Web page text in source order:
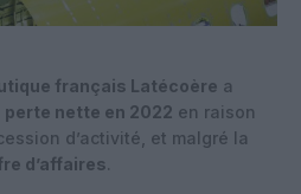
français Latécoère a
perte nette en 2022 en raison
d’activité, et malgré la
d’affaires.